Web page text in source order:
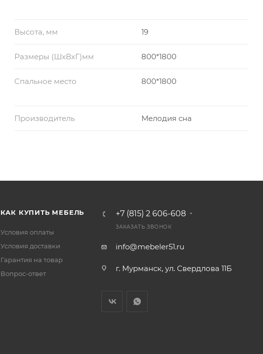
Высота, мм 19
Размеры (ШхВхГ)мм 800*1800
Спальное место 800*1800
Производитель Мелодия сна
КАК КУПИТЬ МЕБЕЛЬ
Условия оплаты
Условия доставки
Гарантия на товар
Вопрос-ответ
+7 (815) 2 606-608
ЗАКАЗАТЬ ЗВОНОК
info@mebeler51.ru
г. Мурманск, ул. Свердлова 11Б